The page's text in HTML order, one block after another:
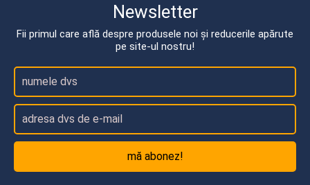
Newsletter
Fii primul care află despre produsele noi și reducerile apărute
pe site-ul nostru!
mă abonez!